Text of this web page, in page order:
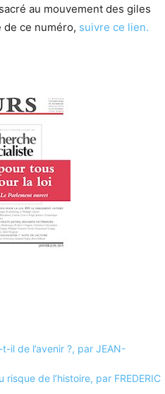
au mouvement des giles
de ce numéro, suivre ce lien.
il de l’avenir ?, par JEAN-
risque de l’histoire, par FREDERIC